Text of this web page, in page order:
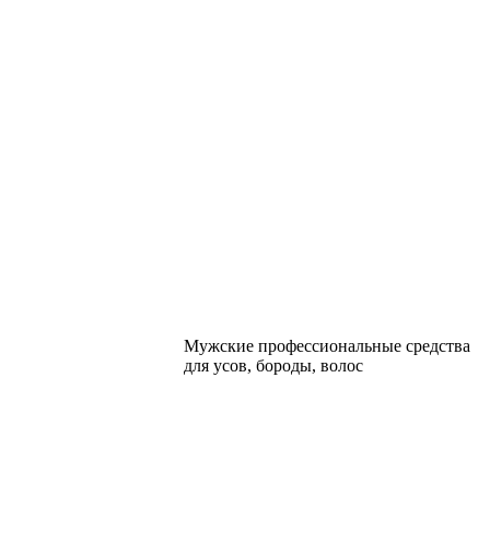
Мужские профессиональные средства
для усов, бороды, волос